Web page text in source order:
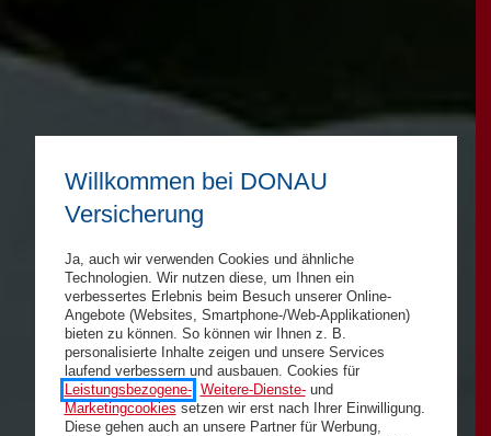
Willkommen bei DONAU
Versicherung
Ja, auch wir verwenden Cookies und ähnliche
Technologien. Wir nutzen diese, um Ihnen ein
verbessertes Erlebnis beim Besuch unserer Online-
Angebote (Websites, Smartphone-/Web-Applikationen)
bieten zu können. So können wir Ihnen z. B.
personalisierte Inhalte zeigen und unsere Services
laufend verbessern und ausbauen. Cookies für
Leistungsbezogene-, Weitere-Dienste-und
Marketingcookies setzen wir erst nach Ihrer Einwilligung.
Diese gehen auch an unsere Partner für Werbung,